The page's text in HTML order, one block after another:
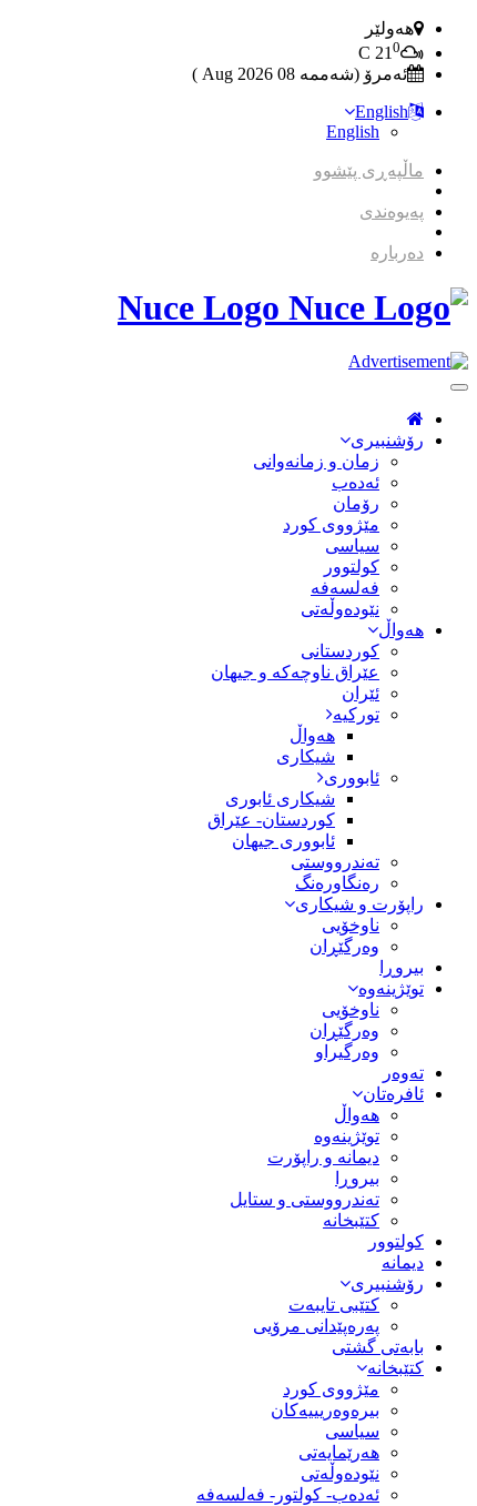
هەولێر
21 0
ئەمرۆ (شەممە 08 2026 Aug )
English
English
ماڵپەڕی پێشوو
پەیوەندی
دەربارە
Nuce Logo
Toggle
Navigation
رۆشنبیری
زمان و زمانه‌وانی
ئەدەب
رۆمان
مێژووى کورد
سیاسى
کولتوور
فەلسەفە
نێودەوڵەتی
هەواڵ
کوردستانی
عێراق ناوچەکە و جیهان
ئێران
تورکیە
هەواڵ
شیکاری
ئابووری
شیکاری ئابوری
کوردستان- عێراق
ئابووری جیهان
تەندرووستی
رەنگاورەنگ
راپۆرت و شیکاری
ناوخۆیی
وەرگێڕان
بیروڕا
توێژینەوە
ناوخۆیی
وەرگێڕان
وەرگیراو
تەوەر
ئافرەتان
هەواڵ
توێژینەوە
دیمانە و راپۆرت
بیروڕا
تەندرووستی و ستایل
کتێبخانە
کولتوور
دیمانە
رۆشنبیری
کتێبی تایبەت
پەرەپێدانی مرۆیی
بابەتی گشتی
کتێبخانە
مێژووى کورد
بیرەوەریییەکان
سیاسى
هەرێمایەتی
نێودەوڵەتی
ئەدەب- کولتور- فەلسەفە